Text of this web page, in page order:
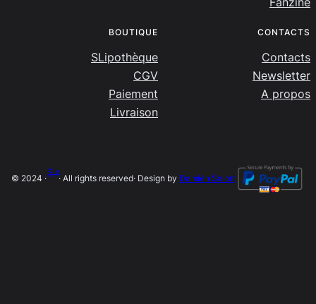
BOUTIQUE
SLipothèque
CGV
Paiement
Livraison
CONTACTS
Contacts
Newsletter
A propos
© 2024 ·
SLip
· All rights reserved· Design by Damien Salort